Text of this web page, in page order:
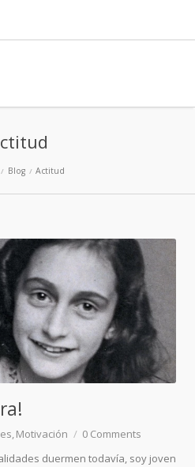
Blog Actitud
Motivación 0 Comments
duermen todavía, soy joven